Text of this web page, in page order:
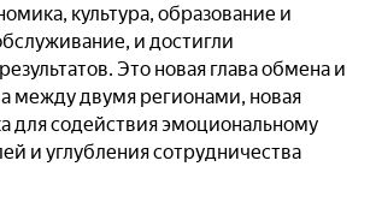
культура, образование и
и достигли
Это новая глава обмена и
между двумя регионами, новая
для содействия эмоциональному
и углубления сотрудничества